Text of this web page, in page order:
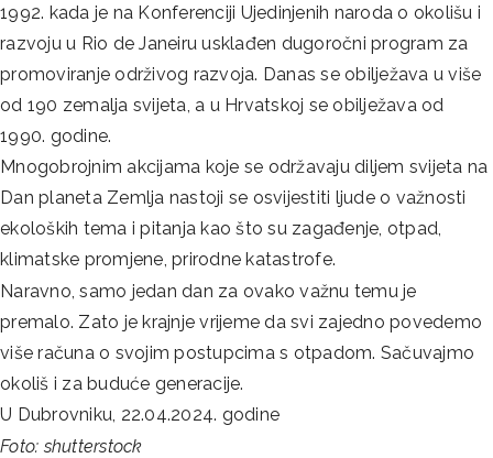
1992. kada je na Konferenciji Ujedinjenih naroda o okolišu i
razvoju u Rio de Janeiru usklađen dugoročni program za
promoviranje održivog razvoja. Danas se obilježava u više
od 190 zemalja svijeta, a u Hrvatskoj se obilježava od
1990. godine.
Mnogobrojnim akcijama koje se održavaju diljem svijeta na
Dan planeta Zemlja nastoji se osvijestiti ljude o važnosti
ekoloških tema i pitanja kao što su zagađenje, otpad,
klimatske promjene, prirodne katastrofe.
Naravno, samo jedan dan za ovako važnu temu je
premalo. Zato je krajnje vrijeme da svi zajedno povedemo
više računa o svojim postupcima s otpadom. Sačuvajmo
okoliš i za buduće generacije.
U Dubrovniku, 22.04.2024. godine
Foto: shutterstock